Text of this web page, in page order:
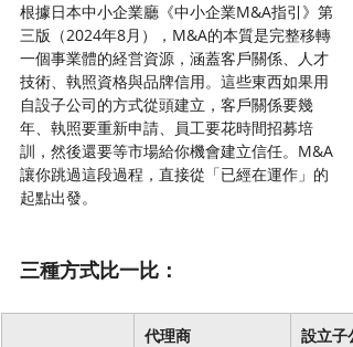
根據日本中小企業廳《中小企業M&A指引》第
三版（2024年8月），M&A的本質是完整移轉
一個事業體的経営資源，涵蓋客戶關係、人才
技術、執照資格與品牌信用。這些東西如果用
自設子公司的方式從頭建立，客戶關係要幾
年、執照要重新申請、員工要花時間招募培
訓，然後還要等市場給你機會建立信任。M&A
讓你跳過這段過程，直接從「已經在運作」的
起點出發。
三種方式比一比：
代理商 設立子